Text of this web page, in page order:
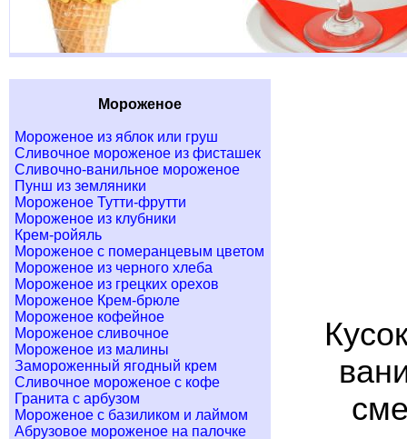
Мороженое
Мороженое из яблок или груш
Сливочное мороженое из фисташек
Сливочно-ванильное мороженое
Пунш из земляники
Мороженое Тутти-фрутти
Мороженое из клубники
Крем-ройяль
Мороженое с померанцевым цветом
Мороженое из черного хлеба
Мороженое из грецких орехов
Мороженое Крем-брюле
Мороженое кофейное
Мороженое сливочное
Мороженое из малины
Замороженный ягодный крем
Сливочное мороженое с кофе
Гранита с арбузом
Мороженое с базиликом и лаймом
Абрузовое мороженое на палочке